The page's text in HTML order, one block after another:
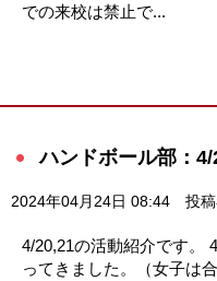
での来校は禁止で...
ハンドボール部：
2024年04月24日 08:44 投
4/20,21の活動紹介です。
ってきました。（女子は